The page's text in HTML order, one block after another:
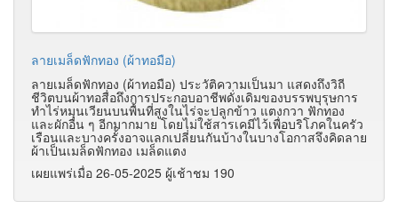
ลายเมล็ดฟักทอง (ผ้าทอมือ)
ลายเมล็ดฟักทอง (ผ้าทอมือ) ประวัติความเป็นมา แสดงถึงวิถี
ชีวิตบนผ้าทอสื่อถึงการประกอบอาชีพดั่งเดิมของบรรพบุรุษการ
ทำไร่หมุนเวียนบนพื้นที่สูงในไร่จะปลูกข้าว แตงกวา ฟักทอง
และผักอื่น ๆ อีกมากมาย โดยไม่ใช้สารเคมีไว้เพื่อบริโภคในครัว
เรือนและบางครั้งอาจแลกเปลี่ยนกันบ้างในบางโอกาสจึงคิดลาย
ผ้าเป็นเมล็ดฟักทอง เมล็ดแตง
เผยแพร่เมื่อ 26-05-2025 ผู้เช้าชม 190